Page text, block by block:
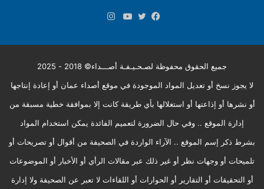
جميع الحقوق محفوظة لصـحـيـفـة أصـــداء© 2018 - 2025
لا يجوز نسخ أو تعديل المواد الموجودة في موقع أصداء عمان أو إعادة إنتاجها
أو نشرها أو إذاعتها أو استغلالها بأي طريقة كانت إلا بموافقة خطية مسبقة من
إدارة الموقع .. وفي حال الضرورة لتعميم الفائدة يمكن استخدام المواد
بشرط ذكر إسم الموقع .. الآراء الواردة في الصحيفة من أقوال أو تصريحات أو
تلميحات أو وجهات نظر أو غير ذلك عبر مقالات الرأي أو الأخبار أو الموضوعات
أو التحقيقات أو التقارير أو الحوارات أو اللقاءات لا تعبر عن الصحيفة ولا إدارة